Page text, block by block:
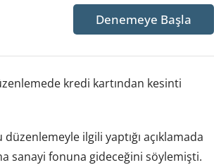
Denemeye Başla
kredi kartından kesinti
ilgili yaptığı açıklamada
sanayi fonuna gideceğini söylemişti.